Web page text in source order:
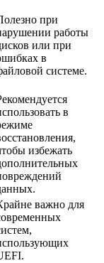
при
работы
или при
в
системе.
в
избежать
важно для